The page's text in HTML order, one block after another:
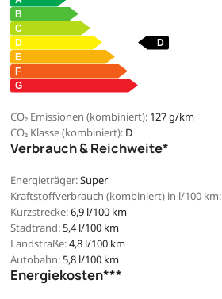
CO₂ Emissionen (kombiniert): 127 g/km
CO₂ Klasse (kombiniert): D
Verbrauch & Reichweite*
Energieträger:Super
Kraftstoffverbrauch (kombiniert) in l/100 km:
Kurzstrecke:6,9 l/100 km
Stadtrand:5,4 l/100 km
Landstraße:4,8 l/100 km
Autobahn:5,8 l/100 km
Energiekosten***